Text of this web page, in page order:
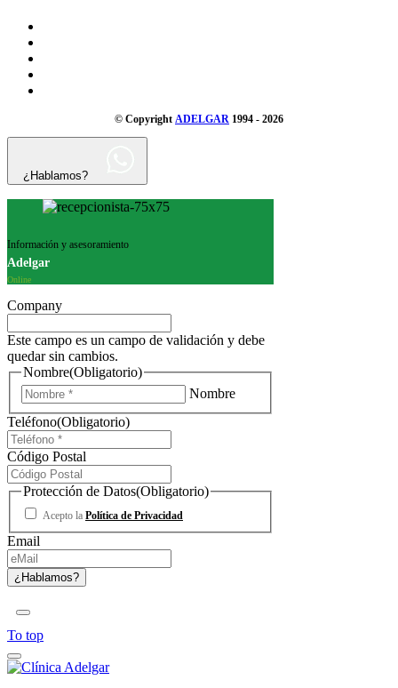
© Copyright ADELGAR 1994 - 2026
¿Hablamos?
Información y asesoramiento
Adelgar
Online
Company
Este campo es un campo de validación y debe
quedar sin cambios.
Nombre(Obligatorio)
Nombre
Teléfono(Obligatorio)
Código Postal
Protección de Datos(Obligatorio)
Acepto la Política de Privacidad
Email
To top